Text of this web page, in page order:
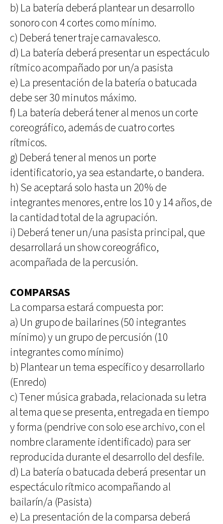
b) La batería deberá plantear un desarrollo
sonoro con 4 cortes como mínimo.
c) Deberá tener traje carnavalesco.
d) La batería deberá presentar un espectáculo
rítmico acompañado por un/a pasista
e) La presentación de la batería o batucada
debe ser 30 minutos máximo.
f) La batería deberá tener al menos un corte
coreográfico, además de cuatro cortes
rítmicos.
g) Deberá tener al menos un porte
identificatorio, ya sea estandarte, o bandera.
h) Se aceptará solo hasta un 20% de
integrantes menores, entre los 10 y 14 años, de
la cantidad total de la agrupación.
i) Deberá tener un/una pasista principal, que
desarrollará un show coreográfico,
acompañada de la percusión.
COMPARSAS
La comparsa estará compuesta por:
a) Un grupo de bailarines (50 integrantes
mínimo) y un grupo de percusión (10
integrantes como mínimo)
b) Plantear un tema específico y desarrollarlo
(Enredo)
c) Tener música grabada, relacionada su letra
al tema que se presenta, entregada en tiempo
y forma (pendrive con solo ese archivo, con el
nombre claramente identificado) para ser
reproducida durante el desarrollo del desfile.
d) La batería o batucada deberá presentar un
espectáculo rítmico acompañando al
bailarín/a (Pasista)
e) La presentación de la comparsa deberá